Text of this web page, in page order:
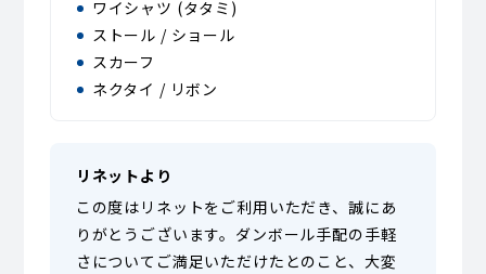
ワイシャツ (タタミ)
ストール / ショール
スカーフ
ネクタイ / リボン
リネットより
この度はリネットをご利用いただき、誠にあ
りがとうございます。ダンボール手配の手軽
さについてご満足いただけたとのこと、大変